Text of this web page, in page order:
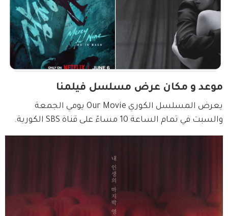
موعد و مكان عرض مسلسل فيلمنا
يعرض المسلسل الكوري Our Movie يومي الجمعة
والسبت في تمام الساعة 10 مساءً على قناة SBS الكورية.